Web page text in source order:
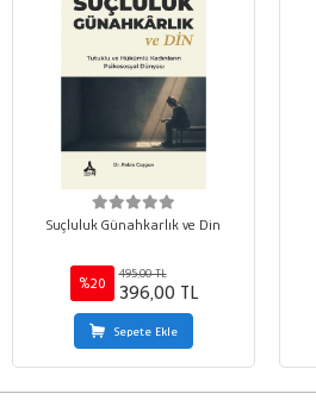
Suçluluk Günahkarlık ve Din
%20
495,00 TL
396,00 TL
Sepete Ekle